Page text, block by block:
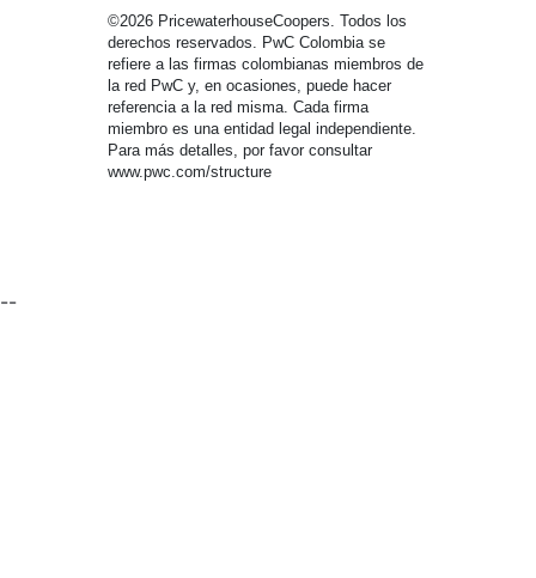
©2026 PricewaterhouseCoopers. Todos los
derechos reservados. PwC Colombia se
refiere a las firmas colombianas miembros de
la red PwC y, en ocasiones, puede hacer
referencia a la red misma. Cada firma
miembro es una entidad legal independiente.
Para más detalles, por favor consultar
www.pwc.com/structure
--